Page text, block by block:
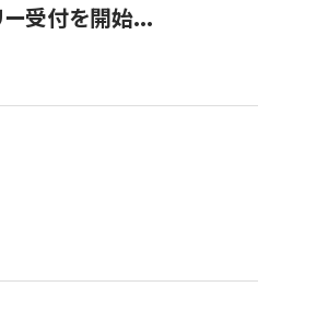
ー受付を開始...